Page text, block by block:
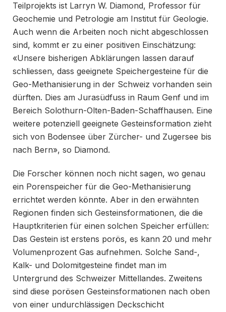
Teilprojekts ist Larryn W. Diamond, Professor für
Geochemie und Petrologie am Institut für Geologie.
Auch wenn die Arbeiten noch nicht abgeschlossen
sind, kommt er zu einer positiven Einschätzung:
«Unsere bisherigen Abklärungen lassen darauf
schliessen, dass geeignete Speichergesteine für die
Geo-Methanisierung in der Schweiz vorhanden sein
dürften. Dies am Jurasüdfuss in Raum Genf und im
Bereich Solothurn-Olten-Baden-Schaffhausen. Eine
weitere potenziell geeignete Gesteinsformation zieht
sich von Bodensee über Zürcher- und Zugersee bis
nach Bern», so Diamond.
Die Forscher können noch nicht sagen, wo genau
ein Porenspeicher für die Geo-Methanisierung
errichtet werden könnte. Aber in den erwähnten
Regionen finden sich Gesteinsformationen, die die
Hauptkriterien für einen solchen Speicher erfüllen:
Das Gestein ist erstens porös, es kann 20 und mehr
Volumenprozent Gas aufnehmen. Solche Sand-,
Kalk- und Dolomitgesteine findet man im
Untergrund des Schweizer Mittellandes. Zweitens
sind diese porösen Gesteinsformationen nach oben
von einer undurchlässigen Deckschicht